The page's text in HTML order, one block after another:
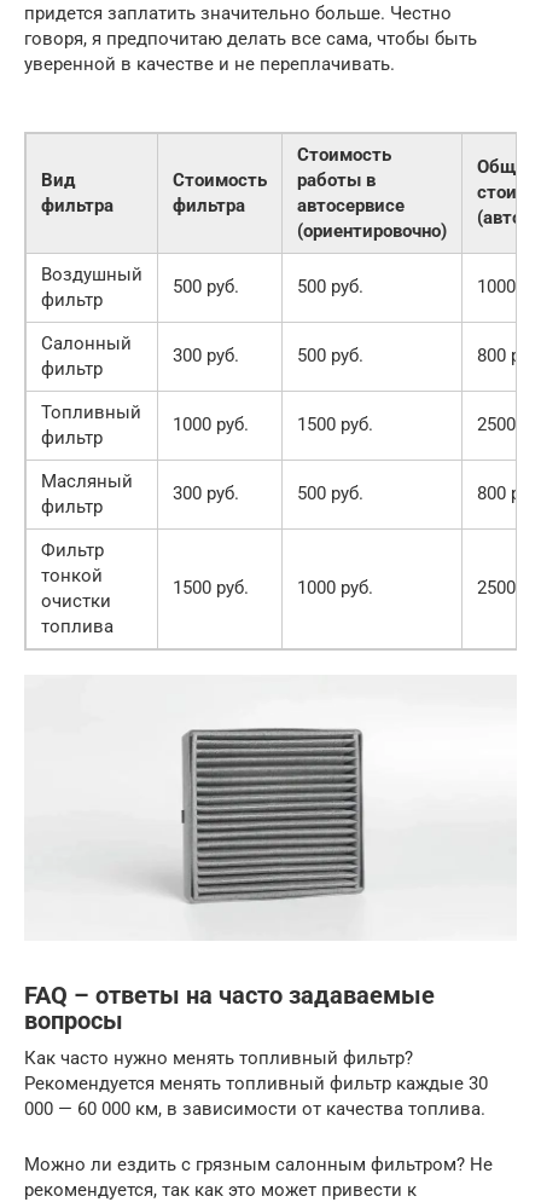
придется заплатить значительно больше. Честно
говоря, я предпочитаю делать все сама, чтобы быть
уверенной в качестве и не переплачивать.
Вид
фильтра
Стоимость
фильтра
Стоимость
работы в
автосервисе
(ориентировочно)
Общая
Воздушный
фильтр
500 руб. 500 руб. 1000
Салонный
фильтр
300 руб. 500 руб. 800
Топливный
фильтр
1000 руб. 1500 руб. 2500
Масляный
фильтр
300 руб. 500 руб. 800
Фильтр
тонкой
очистки
топлива
1500 руб. 1000 руб. 2500
FAQ – ответы на часто задаваемые
вопросы
Как часто нужно менять топливный фильтр?
Рекомендуется менять топливный фильтр каждые 30
000 — 60 000 км, в зависимости от качества топлива.
Можно ли ездить с грязным салонным фильтром? Не
рекомендуется, так как это может привести к